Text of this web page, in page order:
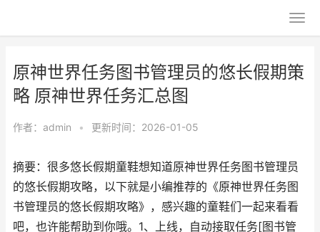
原神世界任务图书管理员的悠长假期策
略 原神世界任务汇总图
作者： admin • 更新时间：2026-01-05
摘要：很多悠长假期童鞋想知道原神世界任务图书管理员
的悠长假期攻略，以下就是小编推荐的《原神世界任务图
书管理员的悠长假期攻略》，感兴趣的童鞋们一起来看看
吧，也许能帮助到你哦。1、上线，自动接取任务[图书管